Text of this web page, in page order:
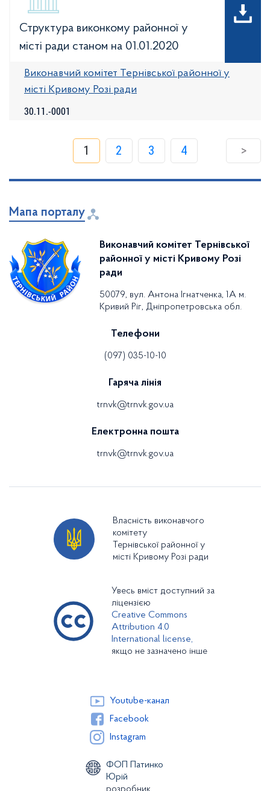
Структура виконкому районної у
місті ради станом на 01.01.2020
30.11.-0001
Виконавчий комітет Тернівської районної у
місті Кривому Розі ради
1 2 3 4 >
Мапа порталу
Виконавчий комітет Тернівської
районної у місті Кривому Розі
ради
50079, вул. Антона Ігнатченка, 1А м.
Кривий Ріг, Дніпропетровська обл.
Телефони
(097) 035-10-10
Гаряча лінія
trnvk@trnvk.gov.ua
Електронна пошта
trnvk@trnvk.gov.ua
Власність виконавчого
комітету
Тернівської районної у
місті Кривому Розі ради
Увесь вміст доступний за
ліцензією
Creative Commons
Attribution 4.0
International license,
якщо не зазначено інше
Youtube-канал
Facebook
Instagram
ФОП Патинко
Юрій